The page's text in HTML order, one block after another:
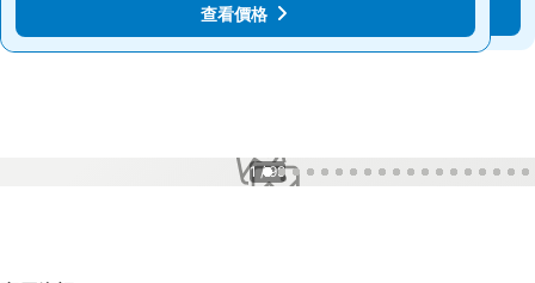
查看價格
查看價格
1 / 99